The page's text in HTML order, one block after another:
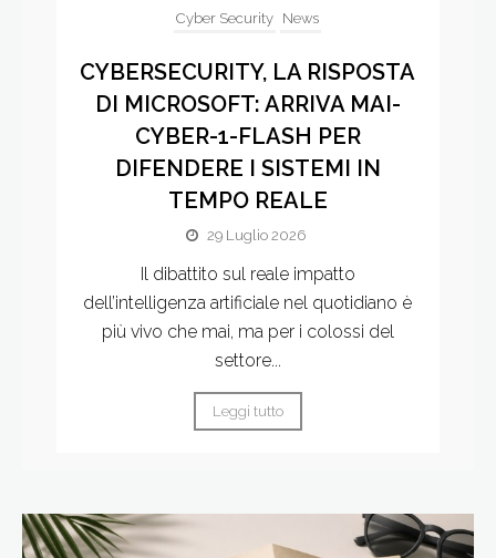
Cyber Security News
CYBERSECURITY, LA RISPOSTA
DI MICROSOFT: ARRIVA MAI-
CYBER-1-FLASH PER
DIFENDERE I SISTEMI IN
TEMPO REALE
29 Luglio 2026
Il dibattito sul reale impatto
dell’intelligenza artificiale nel quotidiano è
più vivo che mai, ma per i colossi del
settore...
Leggi tutto